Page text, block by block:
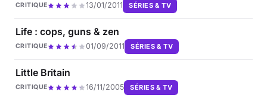
CRITIQUE 13/01/2011 SÉRIES & TV
Life : cops, guns & zen
CRITIQUE 01/09/2011 SÉRIES & TV
Little Britain
CRITIQUE 16/11/2005 SÉRIES & TV